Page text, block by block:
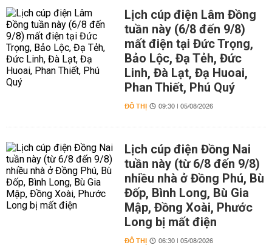
Lịch cúp điện Lâm Đồng
tuần này (6/8 đến 9/8)
mất điện tại Đức Trọng,
Bảo Lộc, Đạ Tẻh, Đức
Linh, Đà Lạt, Đạ Huoai,
Phan Thiết, Phú Quý
ĐÔ THỊ 09:30 | 05/08/2026
Lịch cúp điện Đồng Nai
tuần này (từ 6/8 đến 9/8)
nhiều nhà ở Đồng Phú, Bù
Đốp, Bình Long, Bù Gia
Mập, Đồng Xoài, Phước
Long bị mất điện
ĐÔ THỊ 06:30 | 05/08/2026